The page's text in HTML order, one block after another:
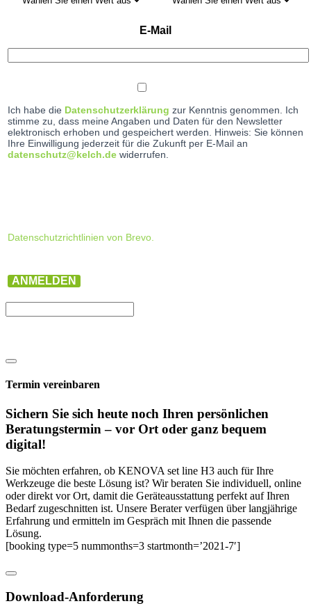
E-Mail
Ich habe die Datenschutzerklärung zur Kenntnis genommen. Ich
stimme zu, dass meine Angaben und Daten für den Newsletter
elektronisch erhoben und gespeichert werden. Hinweis: Sie können
Ihre Einwilligung jederzeit für die Zukunft per E-Mail an
datenschutz@kelch.de widerrufen.
Datenschutzrichtlinien von Brevo.
ANMELDEN
Termin vereinbaren
Sichern Sie sich heute noch Ihren persönlichen
Beratungs­termin – vor Ort oder ganz bequem
digital!
Sie möchten erfahren, ob KENOVA set line H3 auch für Ihre
Werkzeuge die beste Lösung ist? Wir beraten Sie individuell, online
oder direkt vor Ort, damit die Geräteausstattung perfekt auf Ihren
Bedarf zugeschnitten ist. Unsere Berater verfügen über langjährige
Erfahrung und ermitteln im Gespräch mit Ihnen die passende
Lösung.
[booking type=5 nummonths=3 startmonth=’2021-7′]
Download-Anforderung